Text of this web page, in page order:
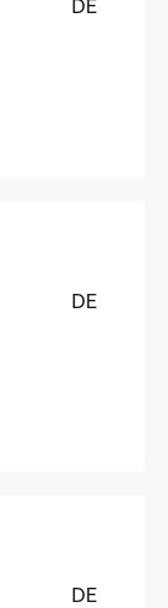
DE
DE
DE